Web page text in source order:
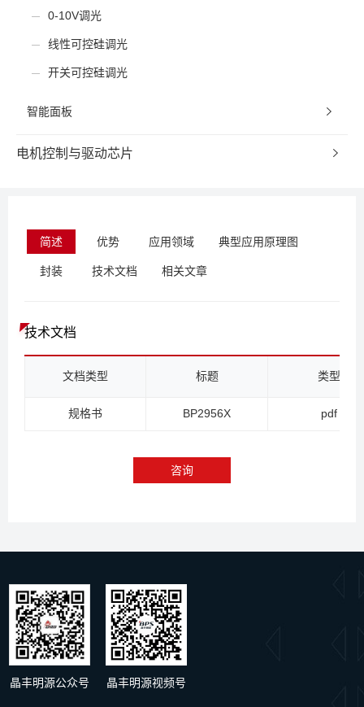
0-10V调光
线性可控硅调光
开关可控硅调光
智能面板
电机控制与驱动芯片
简述 优势 应用领域 典型应用原理图
封装 技术文档 相关文章
技术文档
文档类型 标题 类型
规格书 BP2956X pdf
咨询
晶丰明源公众号 晶丰明源视频号